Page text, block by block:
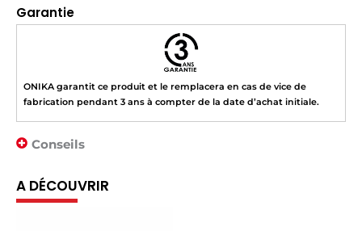
Garantie
ONIKA garantit ce produit et le remplacera en cas de vice de
fabrication pendant 3 ans à compter de la date d’achat initiale.
Conseils
A DÉCOUVRIR